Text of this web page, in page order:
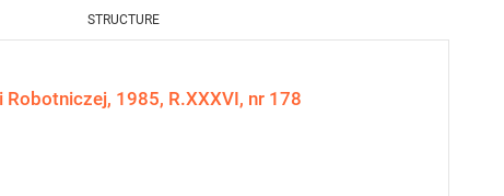
STRUCTURE
1985, R.XXXVI, nr 178